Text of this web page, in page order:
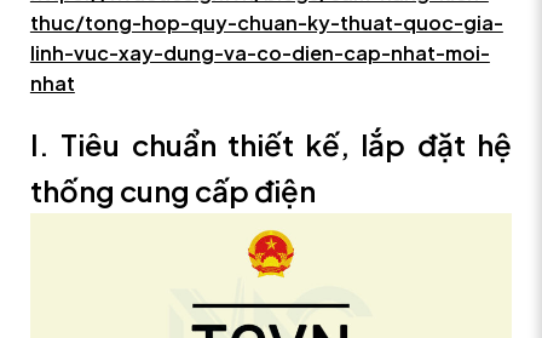
thuc/tong-hop-quy-chuan-ky-thuat-quoc-gia-
linh-vuc-xay-dung-va-co-dien-cap-nhat-moi-
nhat
I. Tiêu chuẩn thiết kế, lắp đặt hệ
thống cung cấp điện